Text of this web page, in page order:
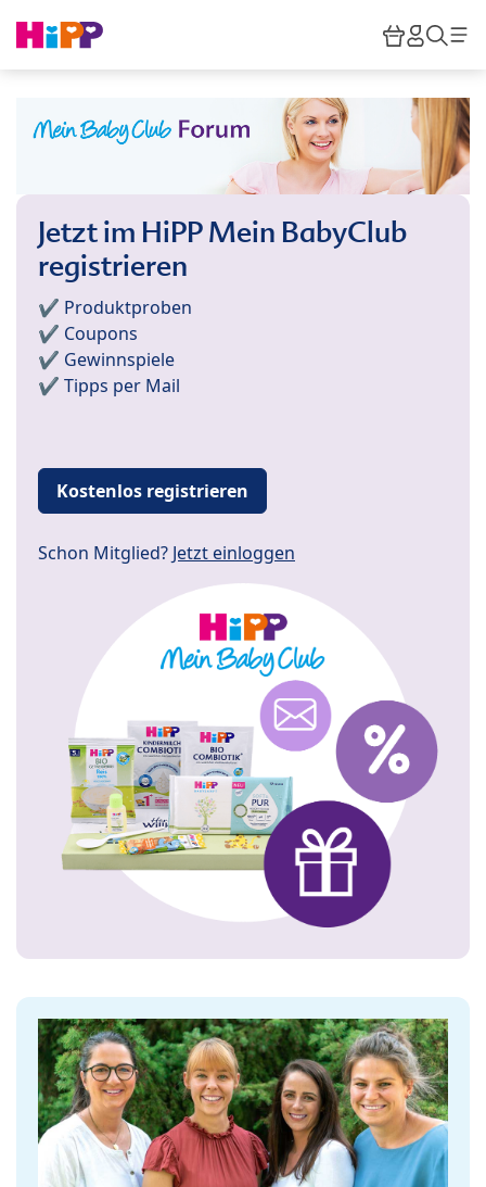
HiPP
Jetzt im HiPP Mein BabyClub
registrieren
✔️ Produktproben
✔️ Coupons
✔️ Gewinnspiele
✔️ Tipps per Mail
Kostenlos registrieren
Schon Mitglied? Jetzt einloggen